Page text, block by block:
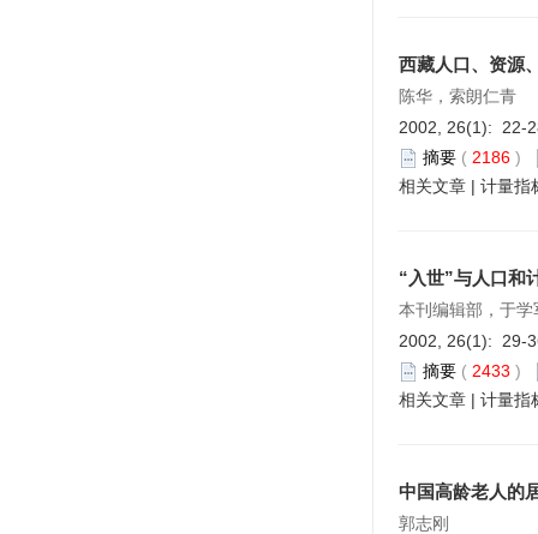
西藏人口、资源
陈华，索朗仁青
2002, 26(1): 22-
摘要 ( 2186 )
相关文章 | 计量指
“入世”与人口和
本刊编辑部，于
2002, 26(1): 29-
摘要 ( 2433 )
相关文章 | 计量指
中国高龄老人的
郭志刚